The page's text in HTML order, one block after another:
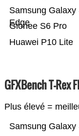
Huawei P10 Lite
Gionee S6 Pro
Samsung Galaxy
Edge
GFXBench T-Rex
Plus élevé =
Samsung Galaxy